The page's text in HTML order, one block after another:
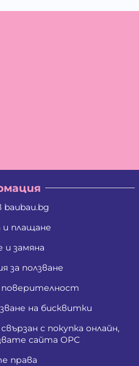
baubau.bg
плащане
замяна
за ползване
на бисквитки
с покупка онлайн,
сайта ОРС
права